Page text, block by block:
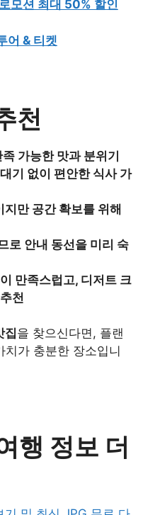
모션 최대 50% 할인
어 & 티켓
천
가능한 맛과 분위기
기 없이 편안한 식사 가
만 공간 확보를 위해
로 안내 동선을 미리 숙
만족스럽고, 디저트 크
천
집을 찾으신다면, 플랜
가 충분한 장소입니
행 정보 더